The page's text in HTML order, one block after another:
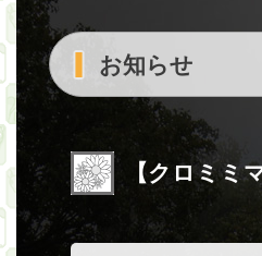
お知らせ
【クロミミ